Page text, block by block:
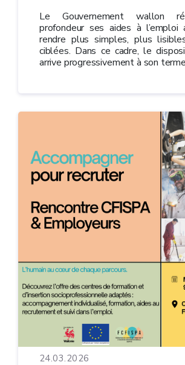
Le Gouvernement wallon
profondeur ses aides à
rendre plus simples, plus
ciblées. Dans ce cadre, le
arrive progressivement à son
24.03.2026